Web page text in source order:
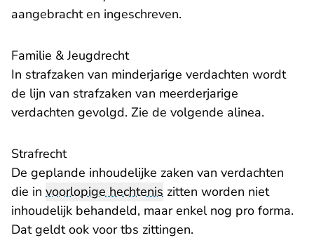
aangebracht en ingeschreven.
Familie & Jeugdrecht
In strafzaken van minderjarige verdachten wordt
de lijn van strafzaken van meerderjarige
verdachten gevolgd. Zie de volgende alinea.
Strafrecht
De geplande inhoudelijke zaken van verdachten
die in voorlopige hechtenis zitten worden niet
inhoudelijk behandeld, maar enkel nog pro forma.
Dat geldt ook voor tbs zittingen.